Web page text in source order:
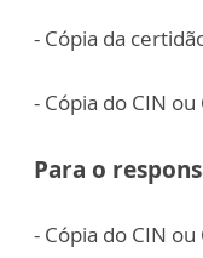
- Cópia da
- Cópia do CIN ou
Para o
- Cópia do CIN ou